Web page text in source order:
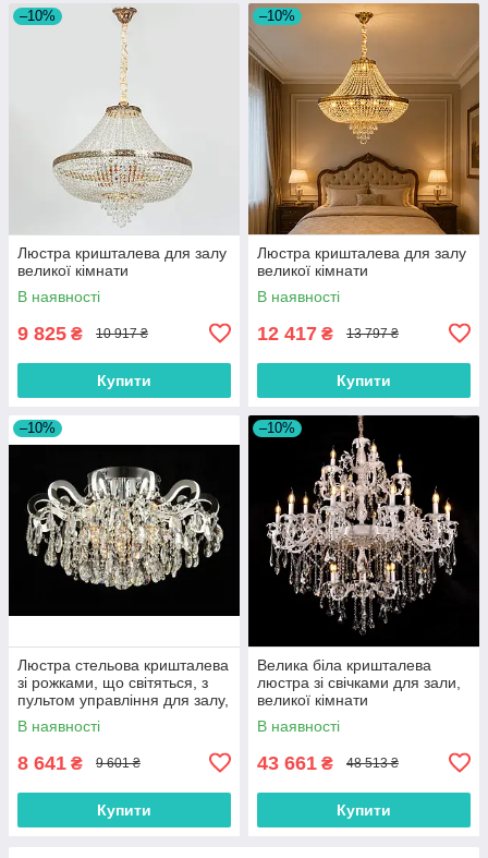
–10%
Люстра кришталева для залу
великої кімнати
В наявності
9 825 ₴ 10 917 ₴
Купити
–10%
Люстра кришталева для залу
великої кімнати
В наявності
12 417 ₴ 13 797 ₴
Купити
–10%
Люстра стельова кришталева
зі рожками, що світяться, з
пультом управління для залу,
спальні
В наявності
8 641 ₴ 9 601 ₴
Купити
–10%
Велика біла кришталева
люстра зі свічками для зали,
великої кімнати
В наявності
43 661 ₴ 48 513 ₴
Купити